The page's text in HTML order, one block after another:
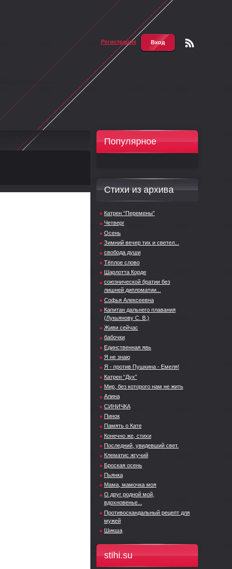
Регистрация Вход
Популярное
Стихи из архива
Катрен “Перемены”
Четверг
Осень
Зимний вечер тих и светел...
свобода души
Тёплое слово
Шарлотта Корде
союзнической братии без
лишней дипломатии...
Софья Алексеевна
Капитан дальнего плавания
(Лукьянову С. В.)
Живи сейчас
бабочки
Единственная явь
Я не знаю
Я - против Пушкина - Емеля!
Катрен “Дух”
Мир, без которого нам не жить
Алина
СИНИЧКА
Пинок
Память о Кате
Конечно же, стихи
Последний, увидевший свет.
Клематис жгучий
Броская осень
Пьянка
Мама, мамочка моя
О друг родной мой,
вдохновенье...
Противоскандальный рецепт для
мужей
Шикша
stihi.su